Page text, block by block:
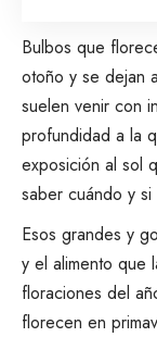
Bulbos que
otoño y se dejan
suelen venir con
profundidad a la
exposición al sol
saber cuándo y
Esos grandes y
y el alimento que
floraciones del
florecen en